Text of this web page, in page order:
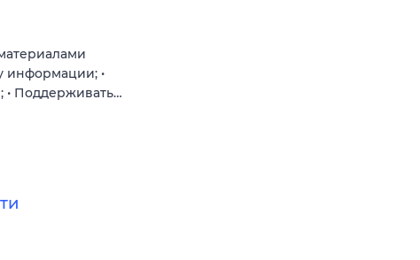
информации; •
• Поддерживать…